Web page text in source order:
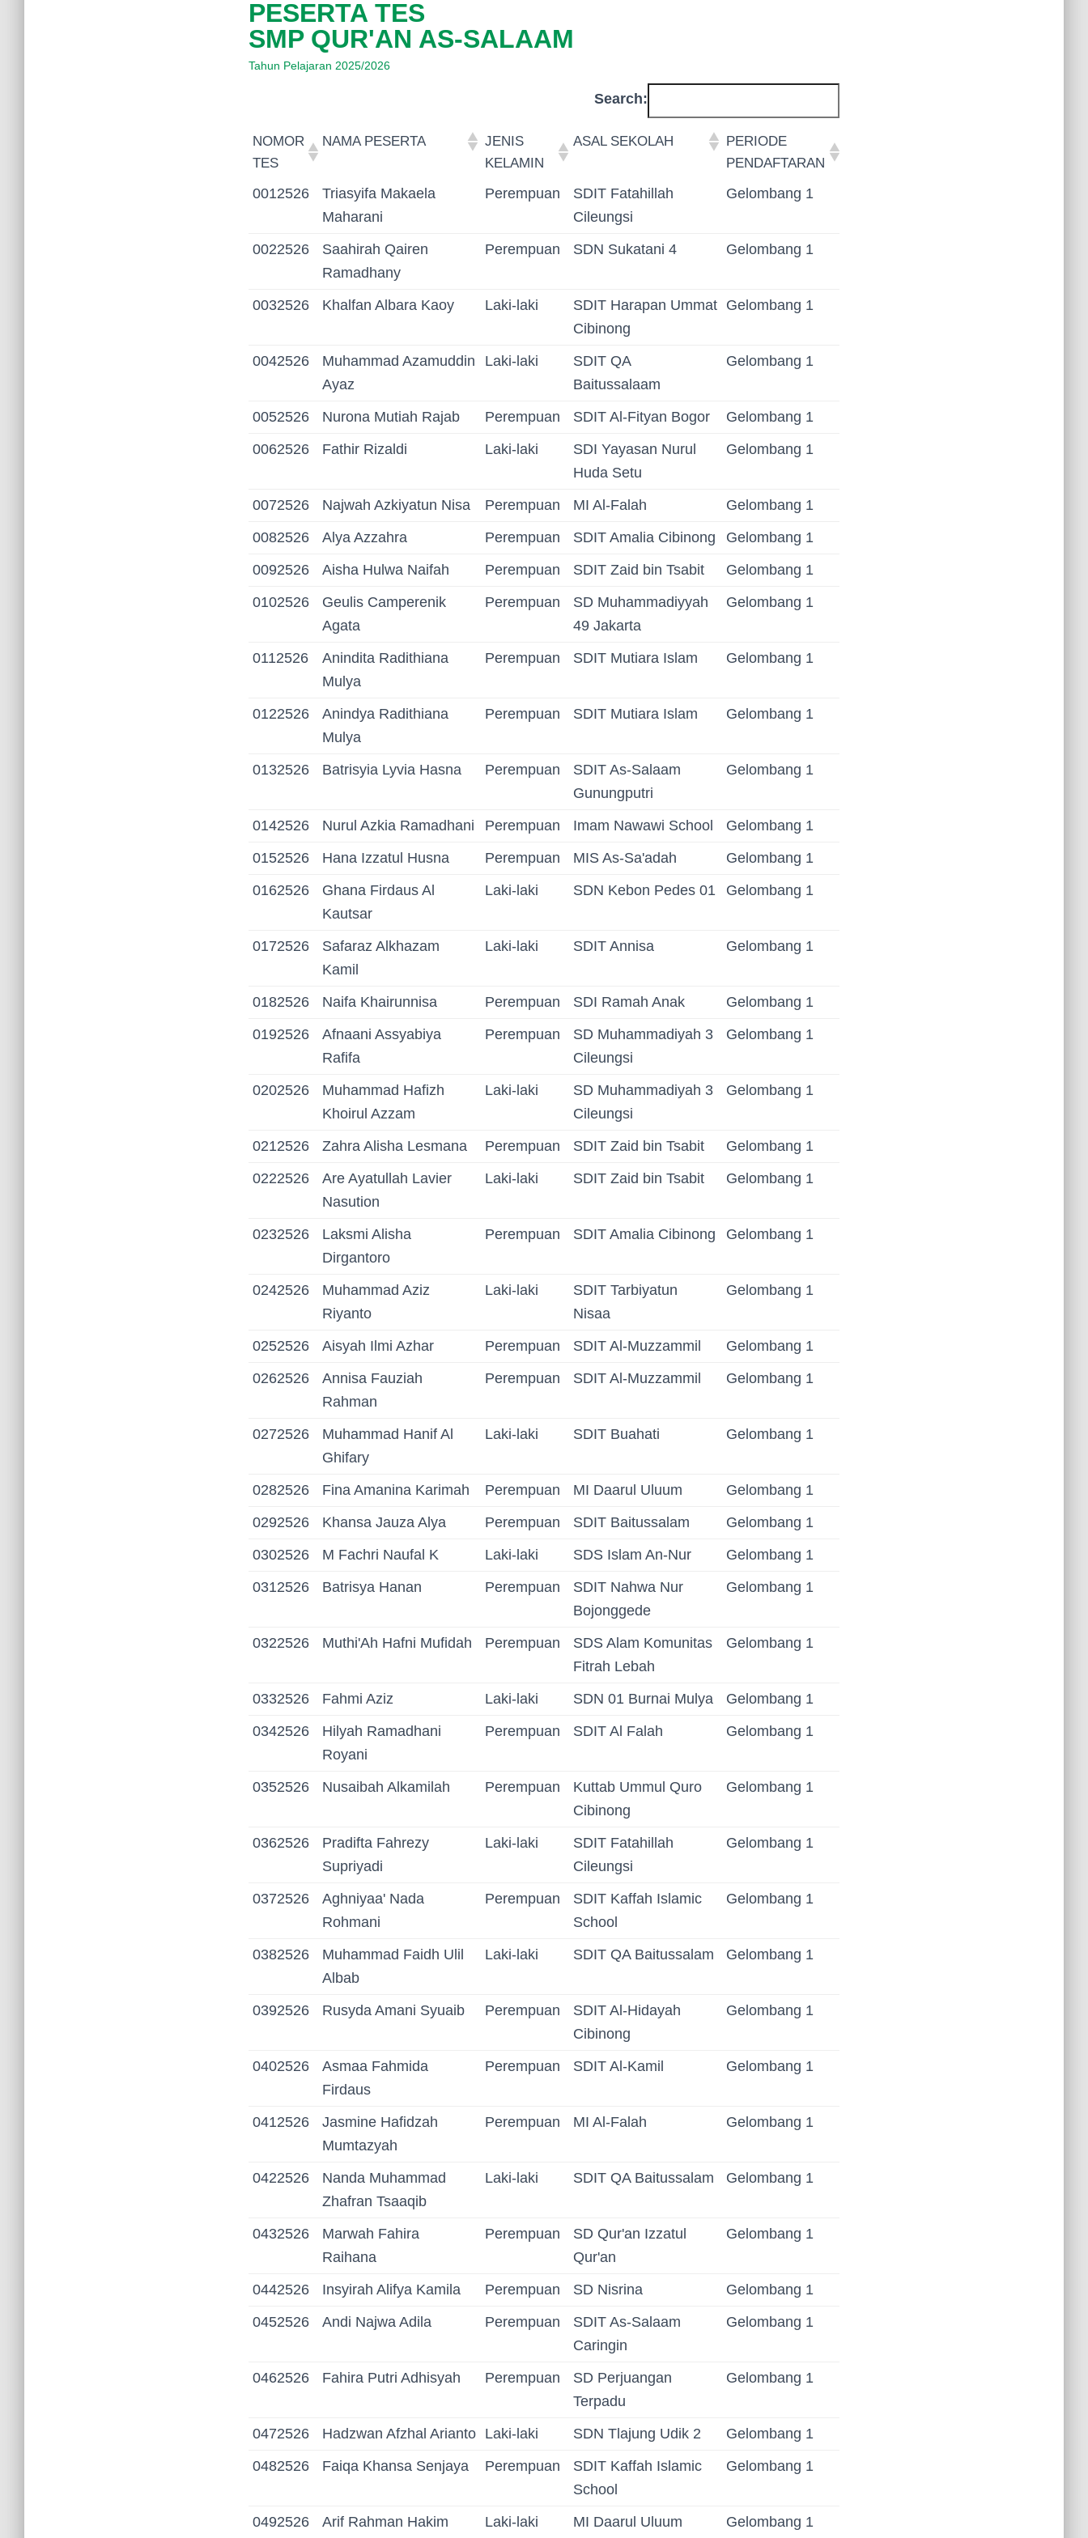
PESERTA TES
SMP QUR'AN AS-SALAAM
Tahun Pelajaran 2025/2026
Search:
NOMOR
TES
NAMA PESERTA
JENIS
KELAMIN
ASAL SEKOLAH
PERIODE
PENDAFTARAN
NOMOR
NAMA PESERTA
JENIS
ASAL SEKOLAH
PERIODE
0012526
Triasyifa Makaela
Maharani
Perempuan
SDIT Fatahillah
Cileungsi
Gelombang 1
0022526
Saahirah Qairen
Ramadhany
Perempuan SDN Sukatani 4 Gelombang 1
0032526 Khalfan Albara Kaoy Laki-laki
SDIT Harapan Ummat
Cibinong
Gelombang 1
0042526
Muhammad Azamuddin
Ayaz
Laki-laki
SDIT QA
Baitussalaam
Gelombang 1
0052526 Nurona Mutiah Rajab Perempuan SDIT Al-Fityan Bogor
Gelombang 1
0062526
Fathir Rizaldi Laki-laki
SDI Yayasan Nurul
Huda Setu
Gelombang 1
0072526 Najwah Azkiyatun Nisa Perempuan MI Al-Falah
Gelombang 1
0082526
Alya Azzahra Perempuan SDIT Amalia Cibinong
Gelombang 1
0092526
Aisha Hulwa Naifah Perempuan SDIT Zaid bin Tsabit
Gelombang 1
0102526
Geulis Camperenik
Agata
Perempuan
SD Muhammadiyyah
49 Jakarta
Gelombang 1
0112526
Anindita Radithiana
Mulya
Perempuan SDIT Mutiara Islam Gelombang 1
0122526
Anindya Radithiana
Mulya
Perempuan SDIT Mutiara Islam Gelombang 1
0132526 Batrisyia Lyvia Hasna Perempuan
SDIT As-Salaam
Gunungputri
Gelombang 1
0142526 Nurul Azkia Ramadhani Perempuan Imam Nawawi School
Gelombang 1
0152526
Hana Izzatul Husna Perempuan MIS As-Sa'adah
Gelombang 1
0162526
Ghana Firdaus Al
Kautsar
Laki-laki SDN Kebon Pedes 01 Gelombang 1
0172526
Safaraz Alkhazam
Kamil
Laki-laki SDIT Annisa Gelombang 1
0182526 Naifa Khairunnisa Perempuan SDI Ramah Anak
Gelombang 1
0192526
Afnaani Assyabiya
Rafifa
Perempuan
SD Muhammadiyah 3
Cileungsi
Gelombang 1
0202526
Muhammad Hafizh
Khoirul Azzam
Laki-laki
SD Muhammadiyah 3
Cileungsi
Gelombang 1
0212526 Zahra Alisha Lesmana Perempuan SDIT Zaid bin Tsabit
Gelombang 1
0222526
Are Ayatullah Lavier
Nasution
Laki-laki SDIT Zaid bin Tsabit Gelombang 1
0232526
Laksmi Alisha
Dirgantoro
Perempuan SDIT Amalia Cibinong Gelombang 1
0242526
Muhammad Aziz
Riyanto
Laki-laki
SDIT Tarbiyatun
Nisaa
Gelombang 1
0252526 Aisyah Ilmi Azhar Perempuan SDIT Al-Muzzammil
Gelombang 1
0262526
Annisa Fauziah
Rahman
Perempuan SDIT Al-Muzzammil Gelombang 1
0272526
Muhammad Hanif Al
Ghifary
Laki-laki SDIT Buahati Gelombang 1
0282526 Fina Amanina Karimah Perempuan MI Daarul Uluum
Gelombang 1
0292526
Khansa Jauza Alya Perempuan SDIT Baitussalam
Gelombang 1
0302526
M Fachri Naufal K Laki-laki SDS Islam An-Nur
Gelombang 1
0312526
Batrisya Hanan Perempuan
SDIT Nahwa Nur
Bojonggede
Gelombang 1
0322526 Muthi'Ah Hafni Mufidah Perempuan
SDS Alam Komunitas
Fitrah Lebah
Gelombang 1
0332526 Fahmi Aziz Laki-laki SDN 01 Burnai Mulya
Gelombang 1
0342526
Hilyah Ramadhani
Royani
Perempuan SDIT Al Falah Gelombang 1
0352526 Nusaibah Alkamilah Perempuan
Kuttab Ummul Quro
Cibinong
Gelombang 1
0362526
Pradifta Fahrezy
Supriyadi
Laki-laki
SDIT Fatahillah
Cileungsi
Gelombang 1
0372526
Aghniyaa' Nada
Rohmani
Perempuan
SDIT Kaffah Islamic
School
Gelombang 1
0382526
Muhammad Faidh Ulil
Albab
Laki-laki SDIT QA Baitussalam Gelombang 1
0392526 Rusyda Amani Syuaib Perempuan
SDIT Al-Hidayah
Cibinong
Gelombang 1
0402526
Asmaa Fahmida
Firdaus
Perempuan SDIT Al-Kamil Gelombang 1
0412526
Jasmine Hafidzah
Mumtazyah
Perempuan MI Al-Falah Gelombang 1
0422526
Nanda Muhammad
Zhafran Tsaaqib
Laki-laki SDIT QA Baitussalam Gelombang 1
0432526
Marwah Fahira
Raihana
Perempuan
SD Qur'an Izzatul
Qur'an
Gelombang 1
0442526 Insyirah Alifya Kamila Perempuan SD Nisrina
Gelombang 1
0452526
Andi Najwa Adila Perempuan
SDIT As-Salaam
Caringin
Gelombang 1
0462526 Fahira Putri Adhisyah Perempuan
SD Perjuangan
Terpadu
Gelombang 1
0472526 Hadzwan Afzhal Arianto Laki-laki SDN Tlajung Udik 2
Gelombang 1
0482526
Faiqa Khansa Senjaya Perempuan
SDIT Kaffah Islamic
School
Gelombang 1
0492526 Arif Rahman Hakim Laki-laki MI Daarul Uluum Gelombang 1